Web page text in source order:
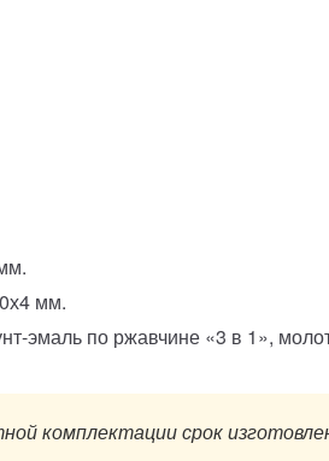
мм.
эмаль по ржавчине «3 в 1»,
комплектации срок